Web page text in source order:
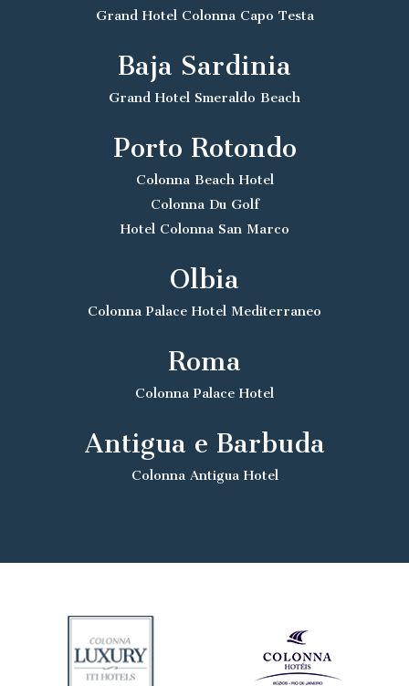
Grand Hotel Colonna Capo Testa
Baja Sardinia
Grand Hotel Smeraldo Beach
Porto Rotondo
Colonna Beach Hotel
Colonna Du Golf
Hotel Colonna San Marco
Olbia
Colonna Palace Hotel Mediterraneo
Roma
Colonna Palace Hotel
Antigua e Barbuda
Colonna Antigua Hotel